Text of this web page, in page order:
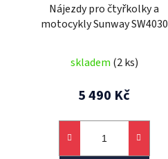
Nájezdy pro čtyřkolky a
motocykly Sunway SW4030
skladem (2 ks)
5 490 Kč